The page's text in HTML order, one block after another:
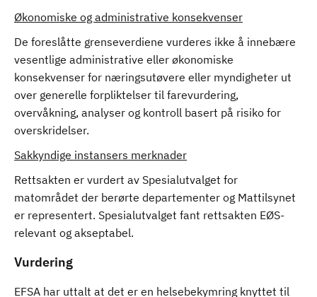
Økonomiske og administrative konsekvenser
De foreslåtte grenseverdiene vurderes ikke å innebære
vesentlige administrative eller økonomiske
konsekvenser for næringsutøvere eller myndigheter ut
over generelle forpliktelser til farevurdering,
overvåkning, analyser og kontroll basert på risiko for
overskridelser.
Sakkyndige instansers merknader
Rettsakten er vurdert av Spesialutvalget for
matområdet der berørte departementer og Mattilsynet
er representert. Spesialutvalget fant rettsakten EØS-
relevant og akseptabel.
Vurdering
EFSA har uttalt at det er en helsebekymring knyttet til